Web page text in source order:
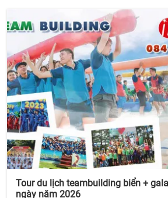
Tour du lịch teambuilding biển +
ngày năm 2026